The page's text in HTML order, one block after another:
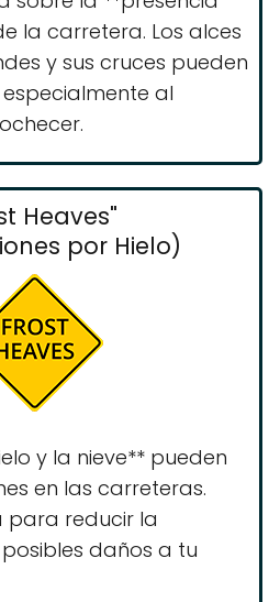
la carretera. Los alces
y sus cruces pueden
al
Heaves"
por Hielo)
y la nieve** pueden
en las carreteras.
para reducir la
daños a tu